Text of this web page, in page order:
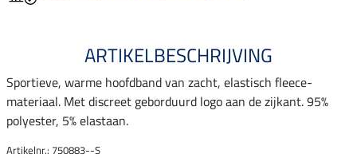
ARTIKELBESCHRIJVING
Sportieve, warme hoofdband van zacht, elastisch fleece-
materiaal. Met discreet geborduurd logo aan de zijkant. 95%
polyester, 5% elastaan.
Artikelnr.: 750883--S